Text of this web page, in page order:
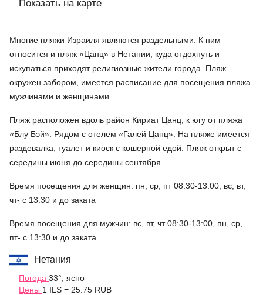
Показать на карте
Многие пляжи Израиля являются раздельными. К ним
относится и пляж «Цанц» в Нетании, куда отдохнуть и
искупаться приходят религиозные жители города. Пляж
окружен забором, имеется расписание для посещения пляжа
мужчинами и женщинами.
Пляж расположен вдоль район Кириат Цанц, к югу от пляжа
«Блу Бэй». Рядом с отелем «Галей Цанц». На пляже имеется
раздевалка, туалет и киоск с кошерной едой. Пляж открыт с
середины июня до середины сентября.
Время посещения для женщин: пн, ср, пт 08:30-13:00, вс, вт,
чт- с 13:30 и до заката
Время посещения для мужчин: вс, вт, чт 08:30-13:00, пн, ср,
пт- с 13:30 и до заката
Нетания
Погода 33°, ясно
Цены 1 ILS = 25.75 RUB